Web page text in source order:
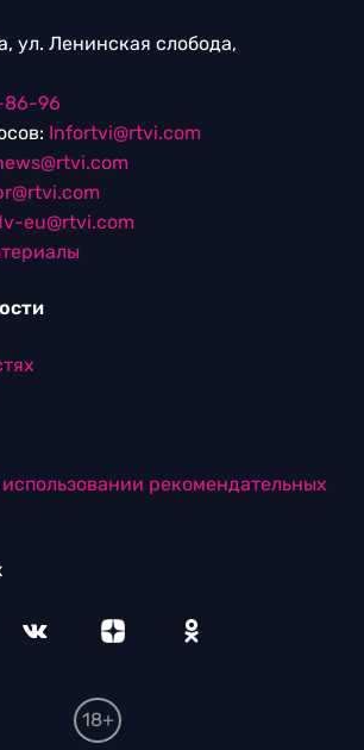
ул. Ленинская слобода,
86-96
Infortvi@rtvi.com
eu@rtvi.com
рекомендательных
18+